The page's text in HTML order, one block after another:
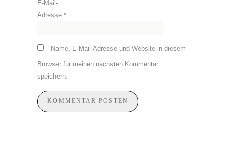
E-Mail-
Adresse *
Name, E-Mail-Adresse und Website in diesem
Browser für meinen nächsten Kommentar
speichern.